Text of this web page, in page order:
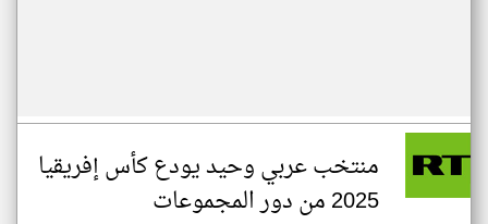
منتخب عربي وحيد يودع كأس إفريقيا
2025 من دور المجموعات